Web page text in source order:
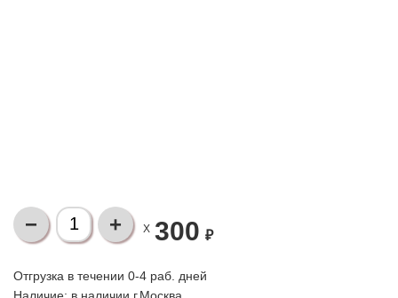
X 300 ₽
Отгрузка в течении 0-4 раб. дней
Наличие: в наличии г.Москва